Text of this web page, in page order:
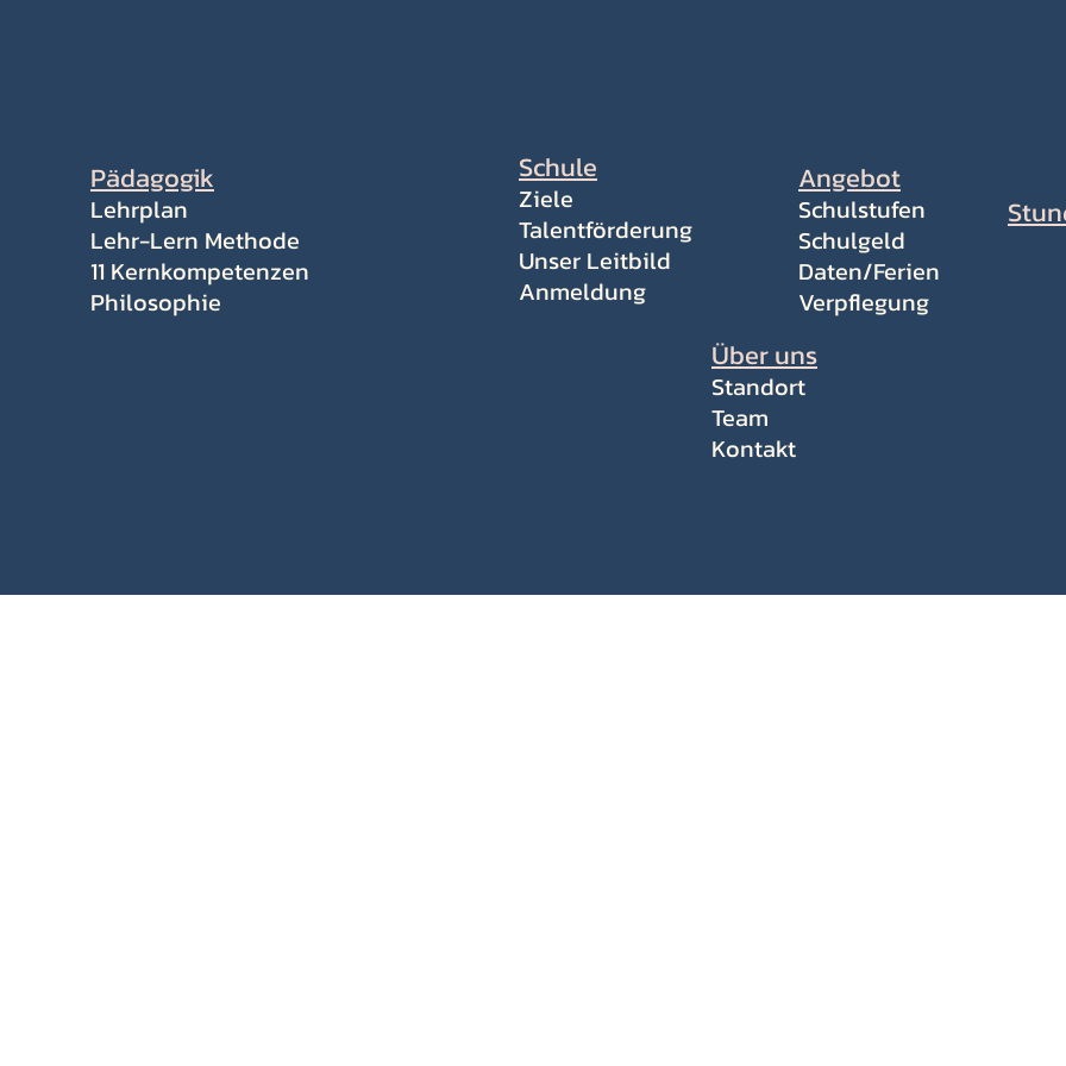
Pädagogik
Lehrplan
Lehr-Lern Methode
11 Kernkompetenzen
Philosophie
Schule
Ziele
Talentförderung
Unser Leitbild
Anmeldung
Angebot
Schulstufen
Schulgeld
Daten/Ferien
Verpflegung
Über uns
Standort
Team
Kontakt